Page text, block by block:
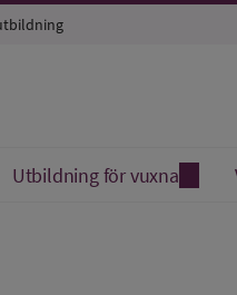
Utbildning för vuxna